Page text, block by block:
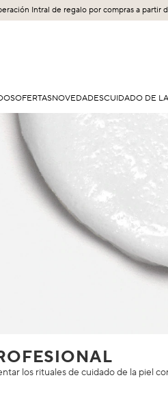
Intral de regalo por compras a partir
OFERTASNOVEDADESCUIDADO DE
los rituales de cuidado de la piel